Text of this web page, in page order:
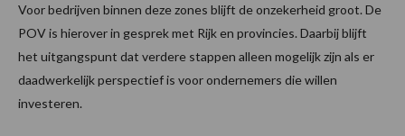
Voor bedrijven binnen deze zones blijft de onzekerheid groot. De
POV is hierover in gesprek met Rijk en provincies. Daarbij blijft
het uitgangspunt dat verdere stappen alleen mogelijk zijn als er
daadwerkelijk perspectief is voor ondernemers die willen
investeren.